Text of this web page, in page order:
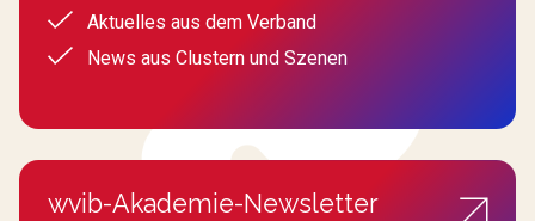
Aktuelles aus dem Verband
News aus Clustern und Szenen
wvib-Akademie-Newsletter